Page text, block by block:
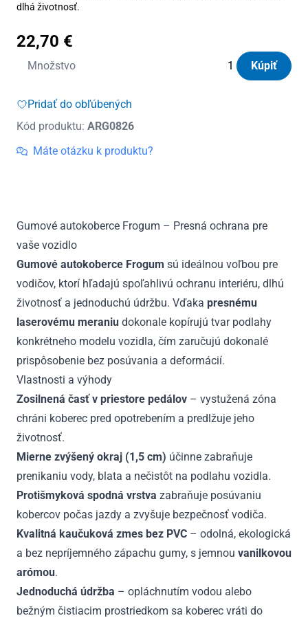
dlhá životnosť.
22,70 €
Množstvo
množstvo
gumové
Peugeot
Expert
2016
Kúpiť
Pridať do obľúbených
Kód produktu: ARG0826
Máte otázku k produktu?
Gumové autokoberce Frogum – Presná ochrana pre
vaše vozidlo
Gumové autokoberce Frogum sú ideálnou voľbou pre
vodičov, ktorí hľadajú spoľahlivú ochranu interiéru, dlhú
životnosť a jednoduchú údržbu. Vďaka presnému
laserovému meraniu dokonale kopírujú tvar podlahy
konkrétneho modelu vozidla, čím zaručujú dokonalé
prispôsobenie bez posúvania a deformácií.
Vlastnosti a výhody
Zosilnená časť v priestore pedálov – vystužená zóna
chráni koberec pred opotrebením a predlžuje jeho
životnosť.
Mierne zvýšený okraj (1,5 cm) účinne zabraňuje
prenikaniu vody, blata a nečistôt na podlahu vozidla.
Protišmyková spodná vrstva zabraňuje posúvaniu
kobercov počas jazdy a zvyšuje bezpečnosť vodiča.
Kvalitná kaučuková zmes bez PVC – odolná, ekologická
a bez nepríjemného zápachu gumy, s jemnou vanilkovou
arómou.
Jednoduchá údržba – opláchnutím vodou alebo
bežným čistiacim prostriedkom sa koberec vráti do